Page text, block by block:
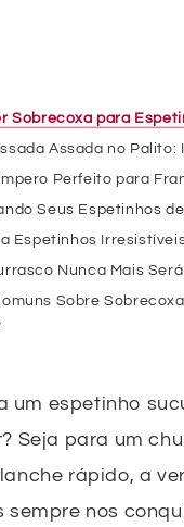
Sobrecoxa para
Assada no Palito:
Perfeito para
Seus Espetinhos
Espetinhos
Nunca Mais
Sobre
um espetinho
Seja para um
rápido, a
sempre nos